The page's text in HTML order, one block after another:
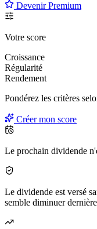
Devenir Premium
Votre score
Croissance
Régularité
Rendement
Pondérez les critères
Créer mon score
Le prochain dividende
Le dividende est versé
semble diminuer